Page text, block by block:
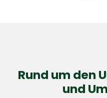
Rund um den
und